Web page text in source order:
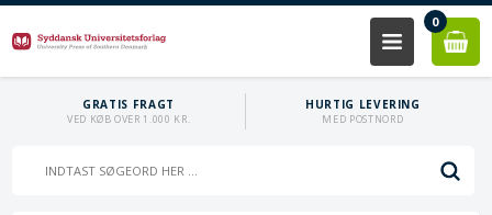
0
GRATIS FRAGT
VED KØB OVER 1.000 KR.
HURTIG LEVERING
MED POSTNORD